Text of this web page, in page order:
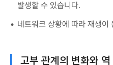
발생할 수 있습니다.
네트워크 상황에 따라 재생이
고부 관계의 변화와